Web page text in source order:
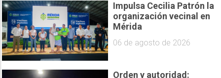
Impulsa Cecilia Patrón la
organización vecinal en
Mérida
06 de agosto de 2026
Orden y autoridad: